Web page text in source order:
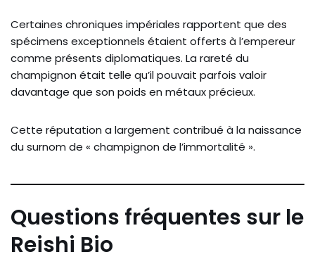
Certaines chroniques impériales rapportent que des
spécimens exceptionnels étaient offerts à l’empereur
comme présents diplomatiques. La rareté du
champignon était telle qu’il pouvait parfois valoir
davantage que son poids en métaux précieux.
Cette réputation a largement contribué à la naissance
du surnom de « champignon de l’immortalité ».
Questions fréquentes sur le
Reishi Bio